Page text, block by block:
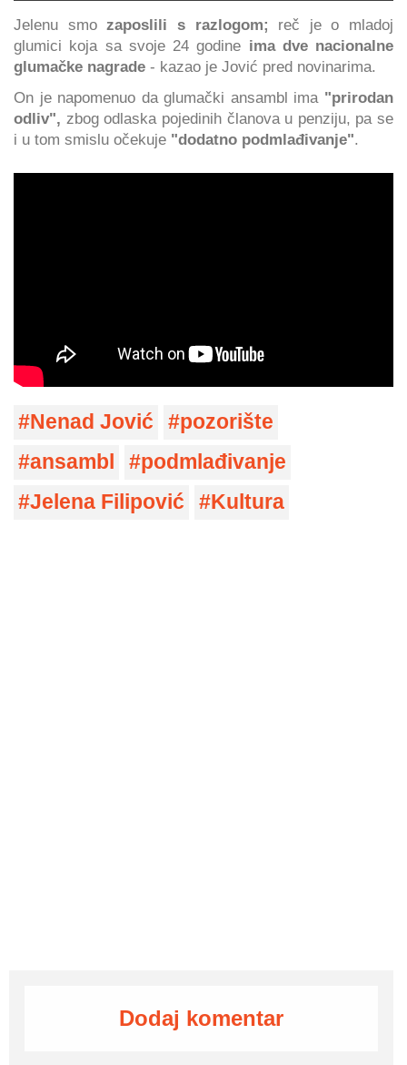
Jelenu smozaposlili s razlogom; reč je o mladoj
glumici koja sa svoje 24 godine ima dve nacionalne
glumačke nagrade - kazao je Jović pred novinarima.
On je napomenuo da glumački ansambl ima "prirodan
odliv", zbog odlaska pojedinih članova u penziju, pa se
i u tom smislu očekuje "dodatno podmlađivanje".
Nenad Jović
pozorište
ansambl
podmlađivanje
Jelena Filipović
Kultura
Dodaj komentar